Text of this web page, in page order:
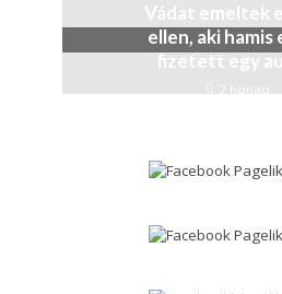
Vádat emeltek
ellen, aki hamis
fizetett egy
2 hónap